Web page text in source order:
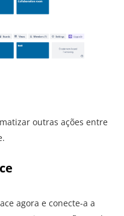
outras ações entre
agora e conecte-a a